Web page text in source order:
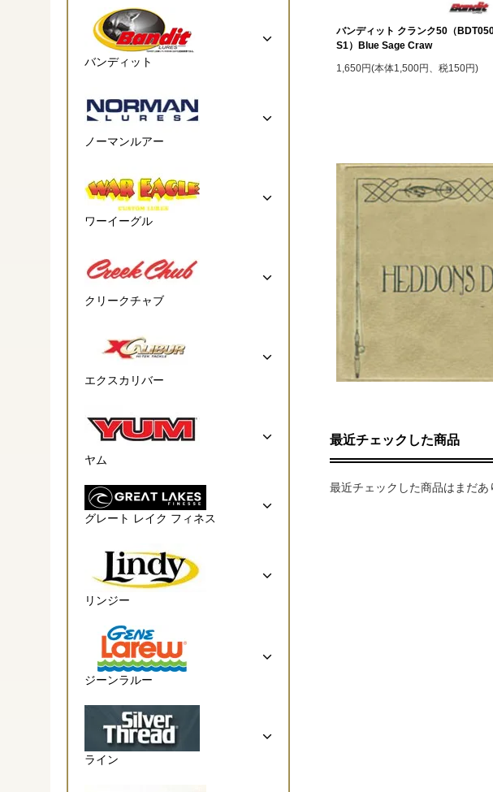
バンディット クランク50（
S1）Blue Sage Craw
1,650円(本体1,500円、税150円)
最近チェックした商品
最近チェックした商品はまだあ
バンディット
ノーマンルアー
ワーイーグル
クリークチャブ
エクスカリバー
ヤム
グレート レイク フィネス
リンジー
ジーンラルー
ライン